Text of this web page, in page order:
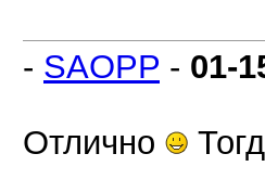
- SAOPP - 01-
Отлично